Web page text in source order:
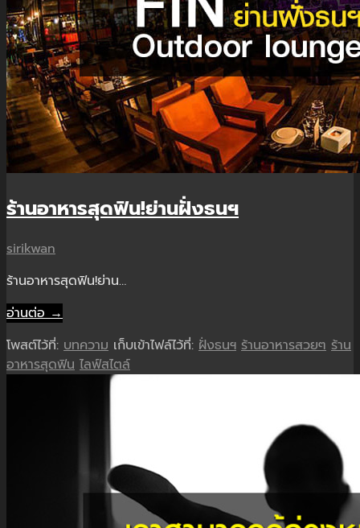
ร้านอาหารสุดฟิน!ย่านฝั่งธนฯ
sirikwan
ร้านอาหารสุดฟิน!ย่าน…
อ่านต่อ →
โพสต์ไว้ที่: บทความ เก็บเข้าไฟล์ไว้ที่: ฝั่งธนฯ ร้านอาหารสวยๆ ร้าน
อาหารสุดฟิน ไลฟ์สไตล์